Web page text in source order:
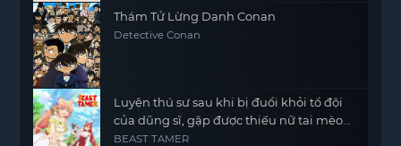
Thám Tử Lừng Danh Conan
Detective Conan
Luyện thú sư sau khi bị đuổi khỏi tổ đội
của dũng sĩ, gặp được thiếu nữ tai mèo
của chủng tộc mạnh nhất
BEAST TAMER